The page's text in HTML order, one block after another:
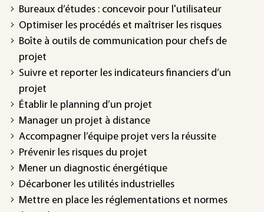
Bureaux d’études : concevoir pour l'utilisateur
Optimiser les procédés et maîtriser les risques
Boîte à outils de communication pour chefs de
projet
Suivre et reporter les indicateurs financiers d’un
projet
Établir le planning d’un projet
Manager un projet à distance
Accompagner l’équipe projet vers la réussite
Prévenir les risques du projet
Mener un diagnostic énergétique
Décarboner les utilités industrielles
Mettre en place les réglementations et normes